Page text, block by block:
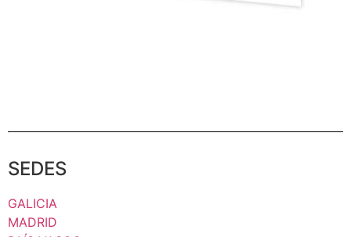
SEDES
GALICIA
MADRID